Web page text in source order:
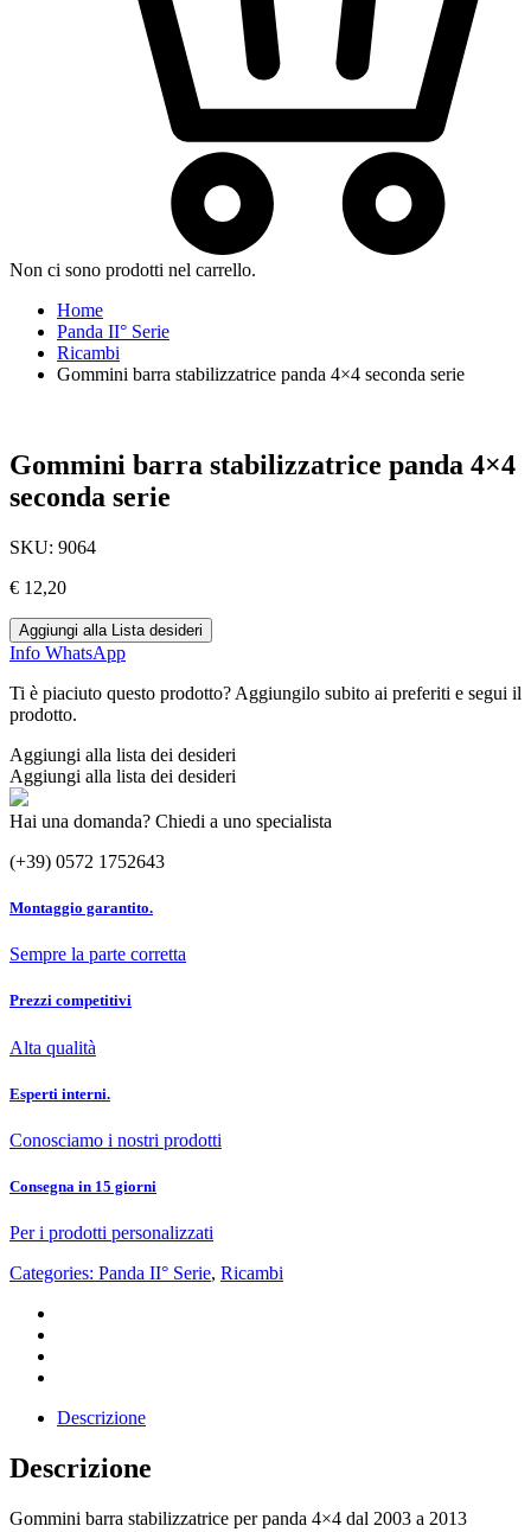
Non ci sono prodotti nel carrello.
Home
Panda II° Serie
Ricambi
Gommini barra stabilizzatrice panda 4×4 seconda serie
Gommini barra stabilizzatrice panda 4×4
seconda serie
SKU: 9064
€ 12,20
Aggiungi alla Lista desideri
Info WhatsApp
Ti è piaciuto questo prodotto? Aggiungilo subito ai preferiti e segui il
prodotto.
Aggiungi alla lista dei desideri
Aggiungi alla lista dei desideri
Hai una domanda? Chiedi a uno specialista
(+39) 0572 1752643
Montaggio garantito.
Sempre la parte corretta
Prezzi competitivi
Alta qualità
Esperti interni.
Conosciamo i nostri prodotti
Consegna in 15 giorni
Per i prodotti personalizzati
Categories: Panda II° Serie, Ricambi
Descrizione
Descrizione
Gommini barra stabilizzatrice per panda 4×4 dal 2003 a 2013